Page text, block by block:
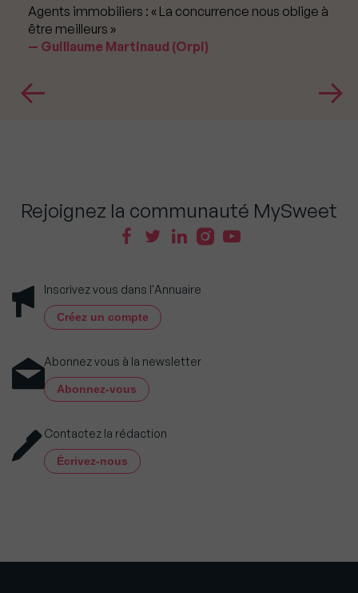
Agents immobiliers : « La concurrence nous oblige à
être meilleurs »
Guillaume Martinaud (Orpi)
Rejoignez la communauté MySweet
Inscrivez vous dans l'Annuaire
Créez un compte
Abonnez vous à la newsletter
Abonnez-vous
Contactez la rédaction
Écrivez-nous